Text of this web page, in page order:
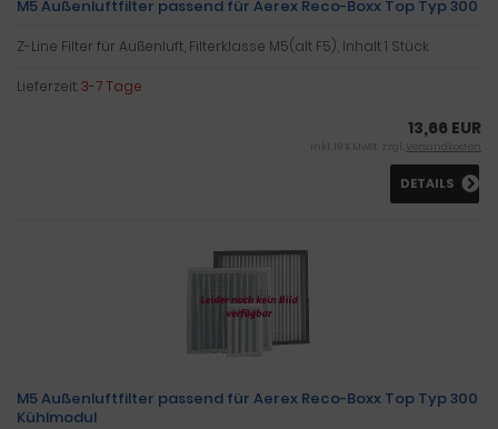
M5 Außenluftfilter passend für Aerex Reco-Boxx Top Typ 300
Z-Line Filter für Außenluft, Filterklasse M5(alt F5), Inhalt 1 Stück
Lieferzeit:3-7 Tage
13,66 EUR
inkl. 19 % MwSt. zzgl. Versandkosten
DETAILS
M5 Außenluftfilter passend für Aerex Reco-Boxx Top Typ 300
Kühlmodul